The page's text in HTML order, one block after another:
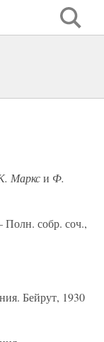
Маркси Ф.
собр. соч.,
Бейрут, 1930